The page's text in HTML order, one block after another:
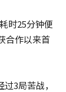
时25分钟便
合作以来首
3局苦战，